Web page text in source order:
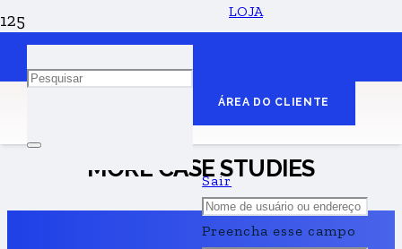
LOJA
ÁREA DO CLIENTE
Sair
Preencha esse campo
DIA DAS CRIANÇAS
MORE CASE STUDIES